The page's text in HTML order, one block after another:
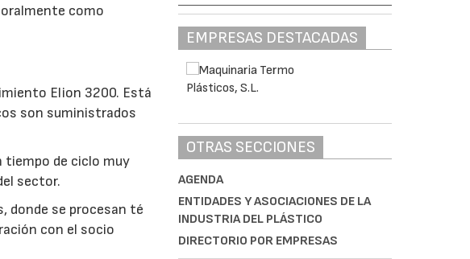
como
Elion 3200. Está
son suministrados
tiempo de ciclo muy
sector.
donde se procesan té
con el socio
EMPRESAS DESTACADAS
OTRAS SECCIONES
AGENDA
ENTIDADES Y ASOCIACIONES DE LA
INDUSTRIA DEL PLÁSTICO
DIRECTORIO POR EMPRESAS